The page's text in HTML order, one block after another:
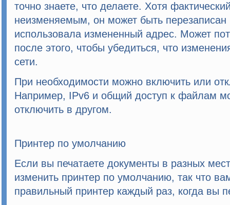
точно знаете, что делаете. Хотя
неизменяемым, он может быть перезаписан
использовала измененный адрес. Может
после этого, чтобы убедиться, что
сети.
При необходимости можно включить или
Например, IPv6 и общий доступ к файлам
отключить в другом.
Принтер по умолчанию
Если вы печатаете документы в разных
изменить принтер по умолчанию, так что
правильный принтер каждый раз, когда вы